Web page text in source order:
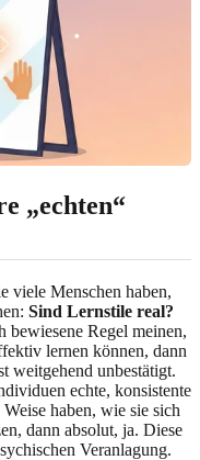
„echten“
viele Menschen haben,
Sind Lernstile real?
bewiesene Regel meinen,
lernen können, dann
weitgehend unbestätigt.
echte, konsistente
haben, wie sie sich
dann absolut, ja. Diese
Veranlagung.